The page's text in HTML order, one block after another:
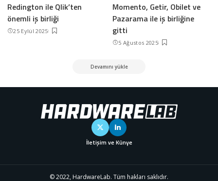
Redington ile Qlik’ten
önemli iş birliği
25 Eylül 2025
Momento, Getir, Obilet ve
Pazarama ile iş birliğine
gitti
5 Ağustos 2025
Devamını yükle
İletişim ve Künye
© 2022, HardwareLab. Tüm hakları saklıdır.